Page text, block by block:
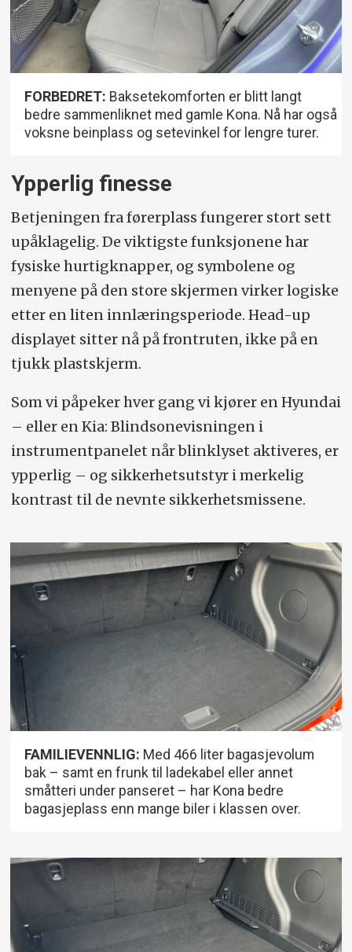
FORBEDRET: Baksetekomforten er blitt langt
bedre sammenliknet med gamle Kona. Nå har også
voksne beinplass og setevinkel for lengre turer.
Ypperlig finesse
Betjeningen fra førerplass fungerer stort sett
upåklagelig. De viktigste funksjonene har
fysiske hurtigknapper, og symbolene og
menyene på den store skjermen virker logiske
etter en liten innlæringsperiode. Head-up
displayet sitter nå på frontruten, ikke på en
tjukk plastskjerm.
Som vi påpeker hver gang vi kjører en Hyundai
– eller en Kia: Blindsonevisningen i
instrumentpanelet når blinklyset aktiveres, er
ypperlig – og sikkerhetsutstyr i merkelig
kontrast til de nevnte sikkerhetsmissene.
FAMILIEVENNLIG: Med 466 liter bagasjevolum
bak – samt en frunk til ladekabel eller annet
småtteri under panseret – har Kona bedre
bagasjeplass enn mange biler i klassen over.